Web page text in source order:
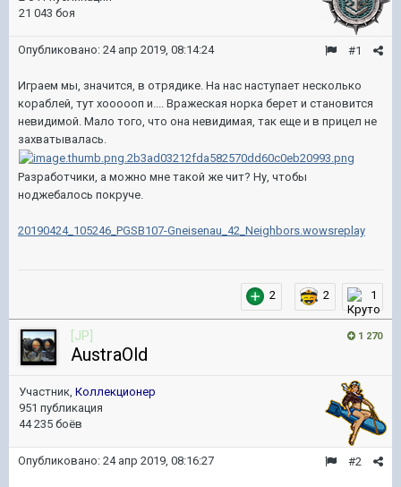
21 043 боя
#1
Опубликовано: 24 апр 2019, 08:14:24
Играем мы, значится, в отрядике. На нас наступает несколько
кораблей, тут хоооооп и.... Вражеская норка берет и становится
невидимой. Мало того, что она невидимая, так еще и в прицел не
захватывалась.
Разработчики, а можно мне такой же чит? Ну, чтобы
ноджебалось покруче.
20190424_105246_PGSB107-Gneisenau_42_Neighbors.wowsreplay
2 2 1
1 270
[JP]
AustraOld
Участник, Коллекционер
951 публикация
44 235 боёв
#2
Опубликовано: 24 апр 2019, 08:16:27